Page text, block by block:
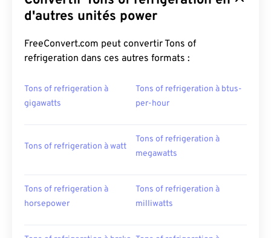
d'autres unités power
FreeConvert.com peut convertir Tons of
refrigeration dans ces autres formats :
Tons of refrigeration à
gigawatts
Tons of refrigeration à btus-
per-hour
Tons of refrigeration à watt
Tons of refrigeration à
megawatts
Tons of refrigeration à
horsepower
Tons of refrigeration à
milliwatts